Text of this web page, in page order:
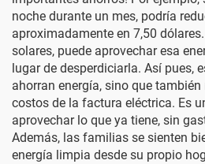
noche durante un mes, podría
aproximadamente en 7,50
solares, puede aprovechar esa
lugar de desperdiciarla. Así pues,
ahorran energía, sino que
costos de la factura eléctrica. Es
aprovechar lo que ya tiene, sin
Además, las familias se sienten
energía limpia desde su propio